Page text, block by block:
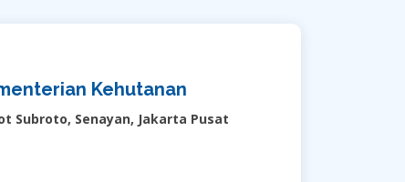
Kehutanan
Subroto, Senayan, Jakarta Pusat